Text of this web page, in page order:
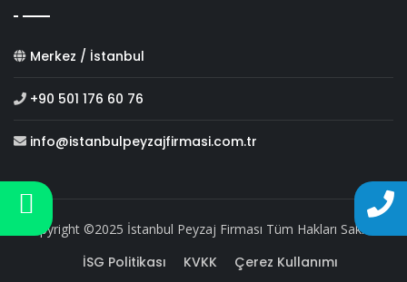
Merkez / İstanbul
+90 501 176 60 76
info@istanbulpeyzajfirmasi.com.tr
Copyright ©2025 İstanbul Peyzaj Firması Tüm Hakları Saklıdır.
İSG Politikası KVKK Çerez Kullanımı